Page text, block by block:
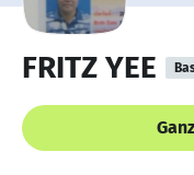
FRITZ YEE